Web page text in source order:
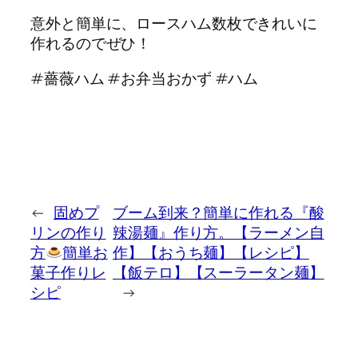
意外と簡単に、ロースハム数枚できれいに
作れるのでぜひ！
#薔薇ハム #お弁当おかず #ハム
← 固めプ
リンの作り
方
簡単お
菓子作りレ
シピ
ブーム到来？簡単に作れる『酸
辣湯麺』作り方。【ラーメン自
作】【おうち麺】【レシピ】
【飯テロ】【スーラータン麺】
→